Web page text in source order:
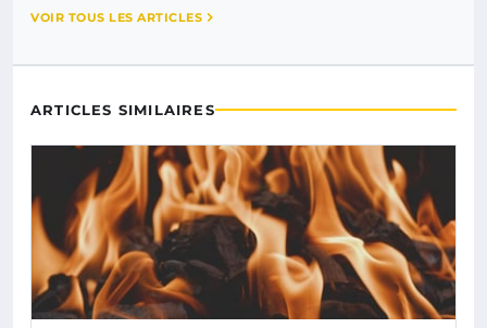
VOIR TOUS LES ARTICLES
ARTICLES SIMILAIRES